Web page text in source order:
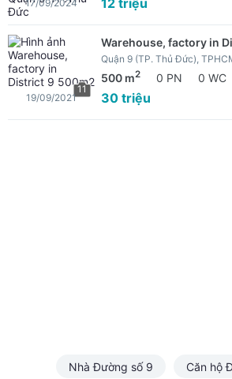
17/09/2024
11
Warehouse, factory in
Quận 9 (TP. Thủ Đức),
500 m2 0 PN 0 WC
30 triệu
19/09/2021
Nhà Đường số 9 Căn hộ